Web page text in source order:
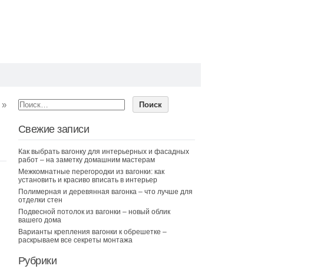
»
Свежие записи
Как выбрать вагонку для интерьерных и фасадных
работ – на заметку домашним мастерам
Межкомнатные перегородки из вагонки: как
установить и красиво вписать в интерьер
Полимерная и деревянная вагонка – что лучше для
отделки стен
Подвесной потолок из вагонки – новый облик
вашего дома
Варианты крепления вагонки к обрешетке –
раскрываем все секреты монтажа
Рубрики